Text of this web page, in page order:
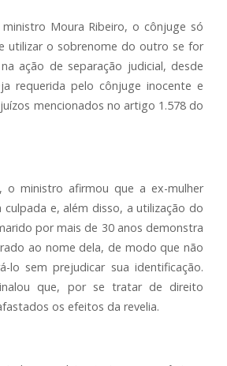
Moura Ribeiro, o cônjuge só
utilizar o sobrenome do outro se for
ação de separação judicial, desde
requerida pelo cônjuge inocente e
mencionados no artigo 1.578 do
o ministro afirmou que a ex-mulher
e, além disso, a utilização do
por mais de 30 anos demonstra
ao nome dela, de modo que não
lo sem prejudicar sua identificação.
que, por se tratar de direito
os efeitos da revelia.